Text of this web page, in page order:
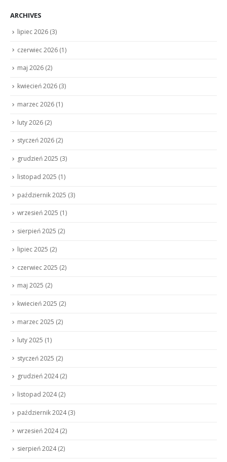
ARCHIVES
lipiec 2026 (3)
czerwiec 2026 (1)
maj 2026 (2)
kwiecień 2026 (3)
marzec 2026 (1)
luty 2026 (2)
styczeń 2026 (2)
grudzień 2025 (3)
listopad 2025 (1)
październik 2025 (3)
wrzesień 2025 (1)
sierpień 2025 (2)
lipiec 2025 (2)
czerwiec 2025 (2)
maj 2025 (2)
kwiecień 2025 (2)
marzec 2025 (2)
luty 2025 (1)
styczeń 2025 (2)
grudzień 2024(2)
listopad 2024(2)
październik 2024(3)
wrzesień 2024(2)
sierpień 2024(2)